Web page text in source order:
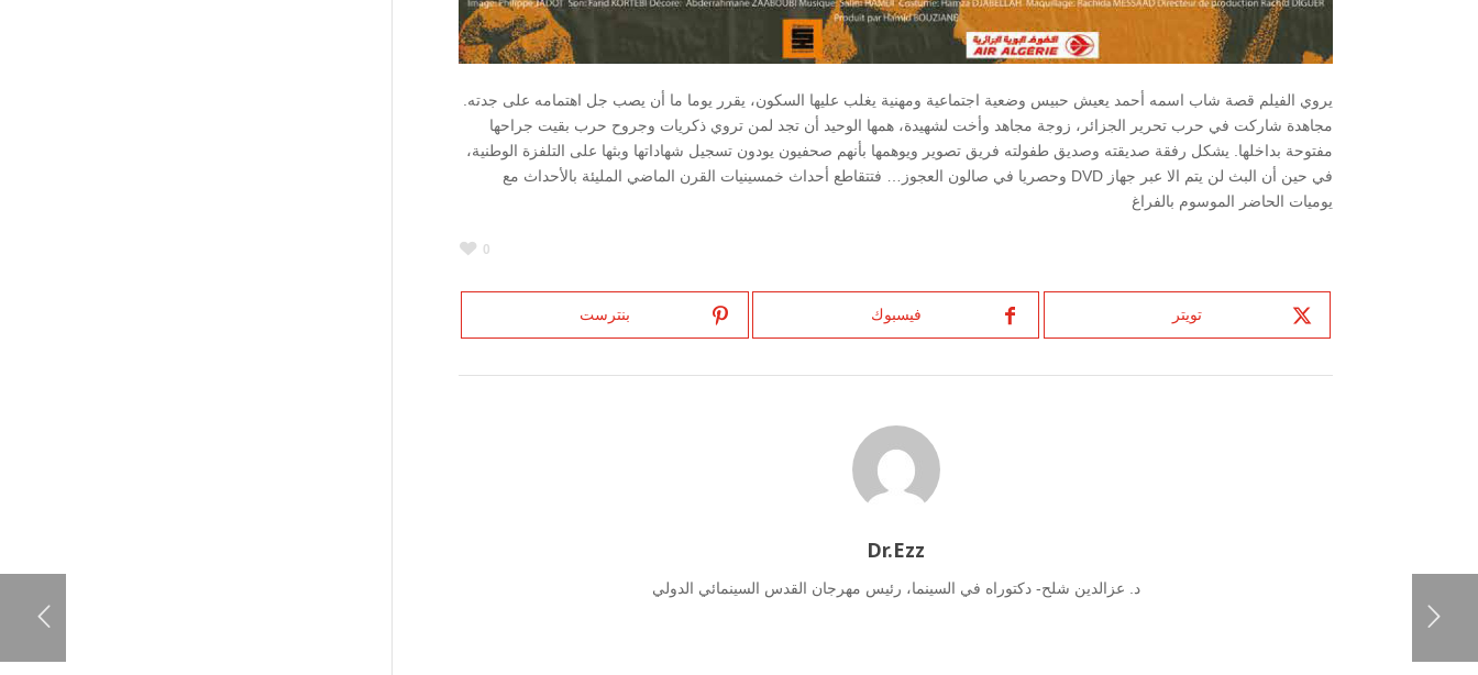
يروي الفيلم قصة شاب اسمه أحمد يعيش حبيس وضعية اجتماعية ومهنية يغلب عليها السكون، يقرر يوما ما أن يصب جل اهتمامه على جدته.
مجاهدة شاركت في حرب تحرير الجزائر، زوجة مجاهد وأخت لشهيدة، همها الوحيد أن تجد لمن تروي ذكريات وجروح حرب بقيت جراحها
مفتوحة بداخلها. يشكل رفقة صديقته وصديق طفولته فريق تصوير ويوهمها بأنهم صحفيون يودون تسجيل شهاداتها وبثها على التلفزة الوطنية،
في حين أن البث لن يتم الا عبر جهاز DVD وحصريا في صالون العجوز… فتتقاطع أحداث خمسينيات القرن الماضي المليئة بالأحداث مع
يوميات الحاضر الموسوم بالفراغ
0
تويتر فيسبوك بنترست
Dr.Ezz
د. عزالدين شلح- دكتوراه في السينما، رئيس مهرجان القدس السينمائي الدولي